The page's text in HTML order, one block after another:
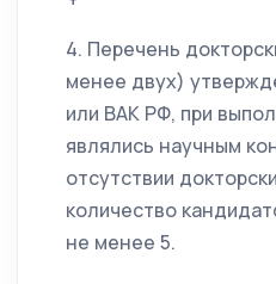
4. Перечень
менее двух)
или ВАК РФ, при
являлись научным
отсутствии
количество
не менее 5.